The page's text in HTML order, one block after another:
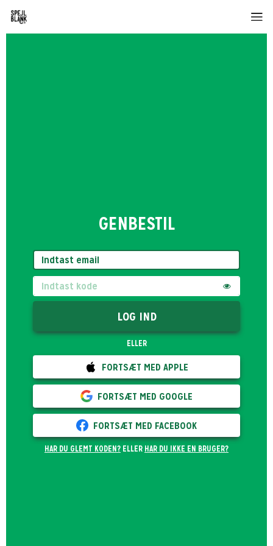
GENBESTIL
LOG IND
ELLER
FORTSÆT MED APPLE
FORTSÆT MED GOOGLE
FORTSÆT MED FACEBOOK
HAR DU GLEMT KODEN? ELLER HAR DU IKKE EN BRUGER?